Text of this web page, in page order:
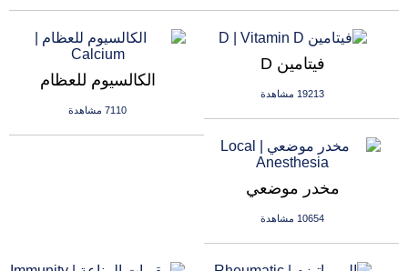
الكالسيوم للعظام
7110 مشاهدة
فيتامين D
19213 مشاهدة
مخدر موضعي
10654 مشاهدة